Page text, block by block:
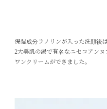
保湿成分ラノリンが入った洗顔後
2大美肌の湯で有名なニセコアン
ワンクリームができました。